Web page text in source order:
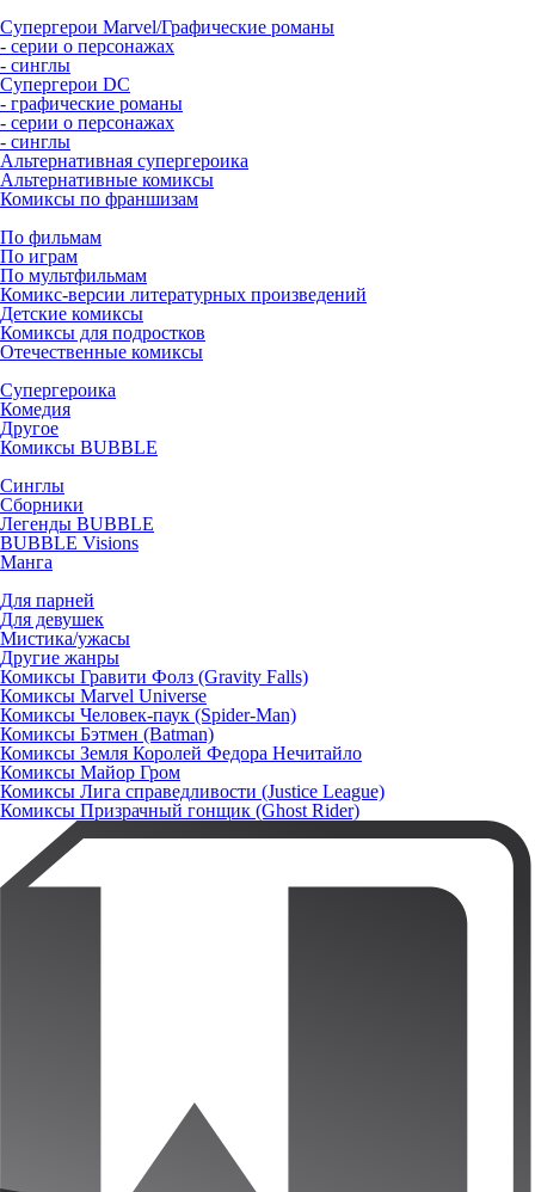
Супергерои Marvel/Графические романы
- серии о персонажах
- синглы
Супергерои DC
- графические романы
- серии о персонажах
- синглы
Альтернативная супергероика
Альтернативные комиксы
Комиксы по франшизам
По фильмам
По играм
По мультфильмам
Комикс-версии литературных произведений
Детские комиксы
Комиксы для подростков
Отечественные комиксы
Супергероика
Комедия
Другое
Комиксы BUBBLE
Синглы
Сборники
Легенды BUBBLE
BUBBLE Visions
Манга
Для парней
Для девушек
Мистика/ужасы
Другие жанры
Комиксы Гравити Фолз (Gravity Falls)
Комиксы Marvel Universe
Комиксы Человек-паук (Spider-Man)
Комиксы Бэтмен (Batman)
Комиксы Земля Королей Федора Нечитайло
Комиксы Майор Гром
Комиксы Лига справедливости (Justice League)
Комиксы Призрачный гонщик (Ghost Rider)